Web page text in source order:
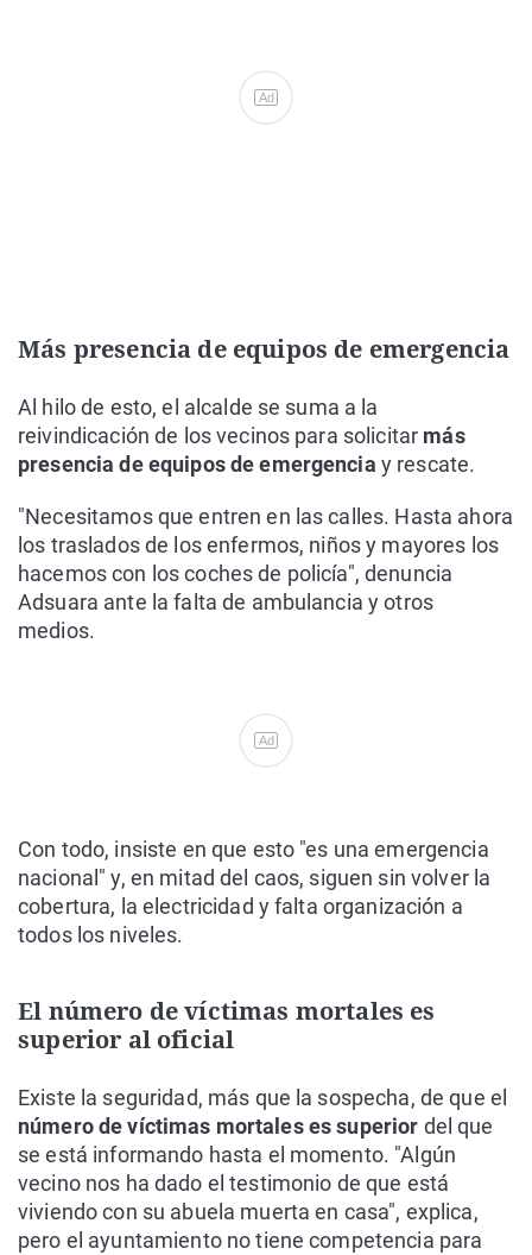
Ad
Más presencia de equipos de emergencia
Al hilo de esto, el alcalde se suma a la
reivindicación de los vecinos para solicitar más
presencia de equipos de emergencia y rescate.
"Necesitamos que entren en las calles. Hasta ahora
los traslados de los enfermos, niños y mayores los
hacemos con los coches de policía", denuncia
Adsuara ante la falta de ambulancia y otros
medios.
Ad
Con todo, insiste en que esto "es una emergencia
nacional" y, en mitad del caos, siguen sin volver la
cobertura, la electricidad y falta organización a
todos los niveles.
El número de víctimas mortales es
superior al oficial
Existe la seguridad, más que la sospecha, de que el
número de víctimas mortales es superior del que
se está informando hasta el momento. "Algún
vecino nos ha dado el testimonio de que está
viviendo con su abuela muerta en casa", explica,
pero el ayuntamiento no tiene competencia para